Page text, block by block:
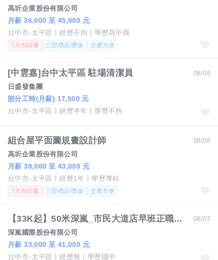
高圻企業股份有限公司
月薪 36,000 至 45,000 元
台中市-太平區
經歷不拘 學歷高中職
7天內回覆 三節禮品/獎金 交通方便
08/08
[中雲嘉]台中太平區 駐場清潔員
日盛發集團
部分工時(月薪) 17,500 元
台中市-太平區
經歷半年 學歷不拘
08/08
組合屋平面圖規畫設計師
高圻企業股份有限公司
月薪 38,000 至 43,000 元
台中市-太平區
經歷1年 學歷專科
7天內回覆 三節禮品/獎金 交通方便
08/07
【33K起】50米深嵐_市民大道店早班正職人員
深嵐國際股份有限公司
月薪 33,000 至 41,000 元
台中市-太平區
經歷無 學歷國中